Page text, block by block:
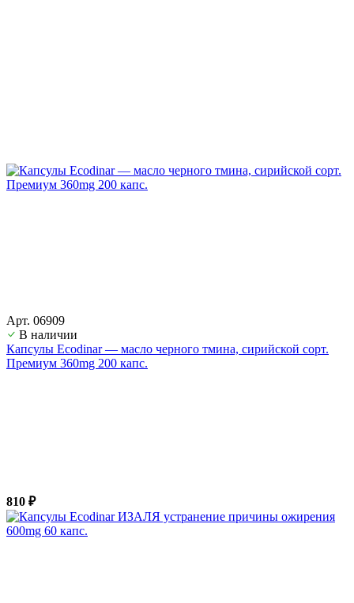
Арт. 06909
В наличии
Капсулы Ecodinar — масло черного тмина, сирийской сорт.
Премиум 360mg 200 капс.
810 ₽